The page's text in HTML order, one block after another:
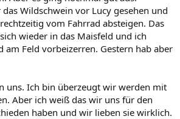
Wildschwein vor Lucy gesehen und
vom Fahrrad absteigen. Das
wieder in das Maisfeld und ich
am Feld vorbeizerren. Gestern hab aber
uns. Ich bin überzeugt wir werden mit
Aber ich weiß das wir uns für den
haben und wir lieben sie wirklich.